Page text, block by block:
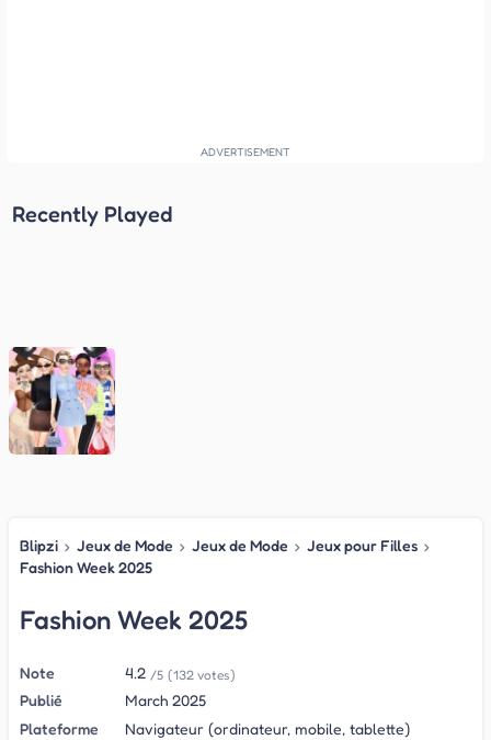
Recently Played
Blipzi › Jeux de Mode › Jeux de Mode › Jeux pour Filles ›
Fashion Week 2025
Fashion Week 2025
Note 4.2 /5 (132 votes)
Publié
March 2025
Plateforme
Navigateur (ordinateur, mobile, tablette)